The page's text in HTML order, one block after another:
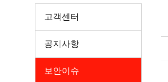
고객센터
공지사항
보안이슈